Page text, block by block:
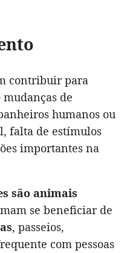
contribuir para
mudanças de
humanos ou
falta de estímulos
importantes na
são animais
se beneficiar de
, passeios,
com pessoas